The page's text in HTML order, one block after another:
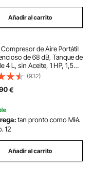
Añadir al carrito
Compresor de Aire Portátil
de 68 dB, Tanque de
4 L, sin Aceite, 1 HP, 1,5
y Presión Máxima de
para Reparación de
375 x 345 x 330 mm
(932)
€
tan pronto como Mié.
12
Añadir al carrito